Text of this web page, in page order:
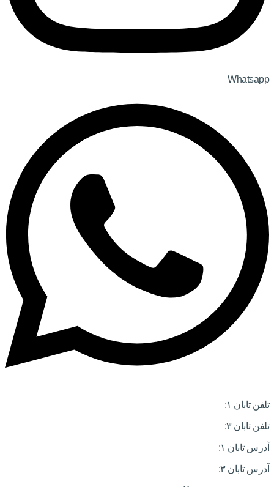
Whatsapp
تلفن تابان ۱:
تلفن تابان ۳:
آدرس تابان ۱:
آدرس تابان ۳: